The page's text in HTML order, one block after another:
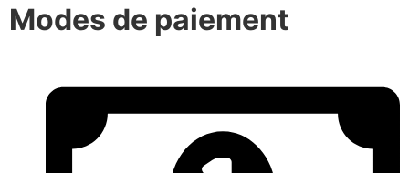
Modes de paiement